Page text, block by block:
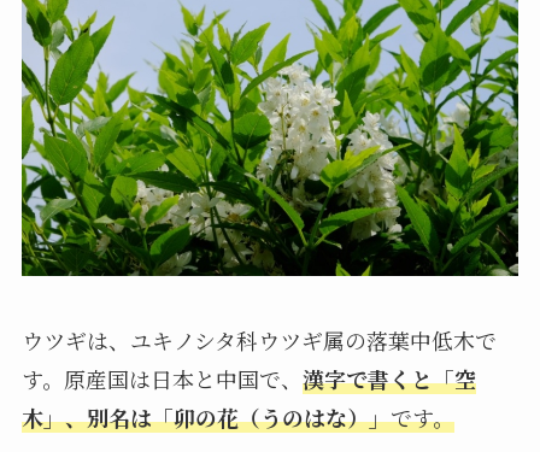
ウツギは、ユキノシタ科ウツギ属の落葉中低木で
す。原産国は日本と中国で、 漢字で書くと「空
木」、別名は「卯の花（うのはな）」です。